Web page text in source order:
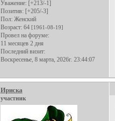
Уважение: [+213/-1]
Позитив: [+205/-3]
Пол:Женский
Возраст:64 [1961-08-19]
Провел на форуме:
11 месяцев 2 дня
Последний визит:
Воскресенье, 8 марта, 2026г. 23:44:07
Ириска
участник